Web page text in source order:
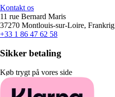
Kontakt os
11 rue Bernard Maris
37270 Montlouis-sur-Loire, Frankrig
+33 1 86 47 62 58
Sikker betaling
Køb trygt på vores side